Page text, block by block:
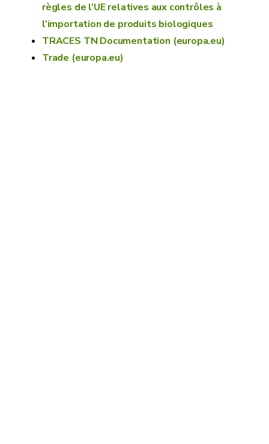
règles de l’UE relatives aux contrôles à
l’importation de produits biologiques
TRACES TN Documentation (europa.eu)
Trade (europa.eu)